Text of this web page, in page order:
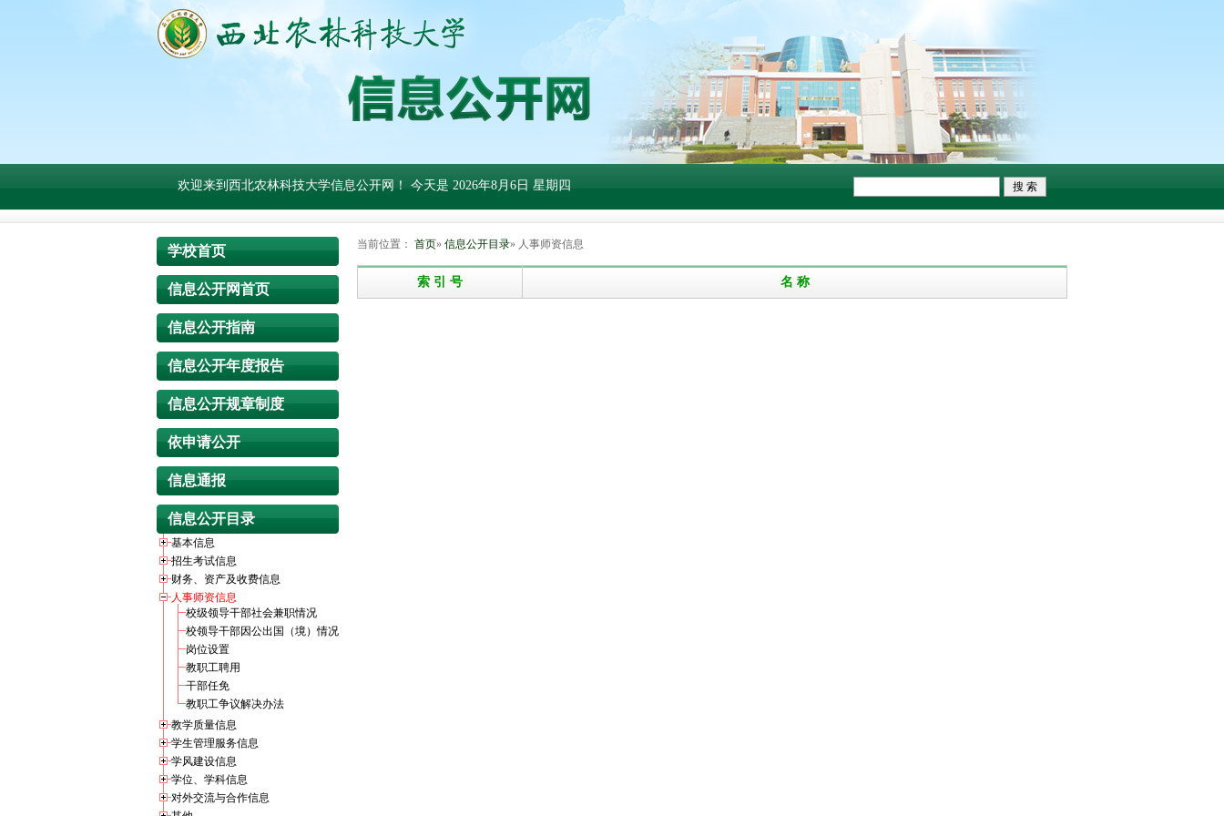
欢迎来到西北农林科技大学信息公开网！ 今天是 2026年8月6日 星期四
学校首页
信息公开网首页
信息公开指南
信息公开年度报告
信息公开规章制度
依申请公开
信息通报
信息公开目录
基本信息
招生考试信息
财务、资产及收费信息
人事师资信息
校级领导干部社会兼职情况
校领导干部因公出国（境）情况
岗位设置
教职工聘用
干部任免
教职工争议解决办法
教学质量信息
学生管理服务信息
学风建设信息
学位、学科信息
对外交流与合作信息
当前位置： 首页» 信息公开目录» 人事师资信息
索 引 号 名 称